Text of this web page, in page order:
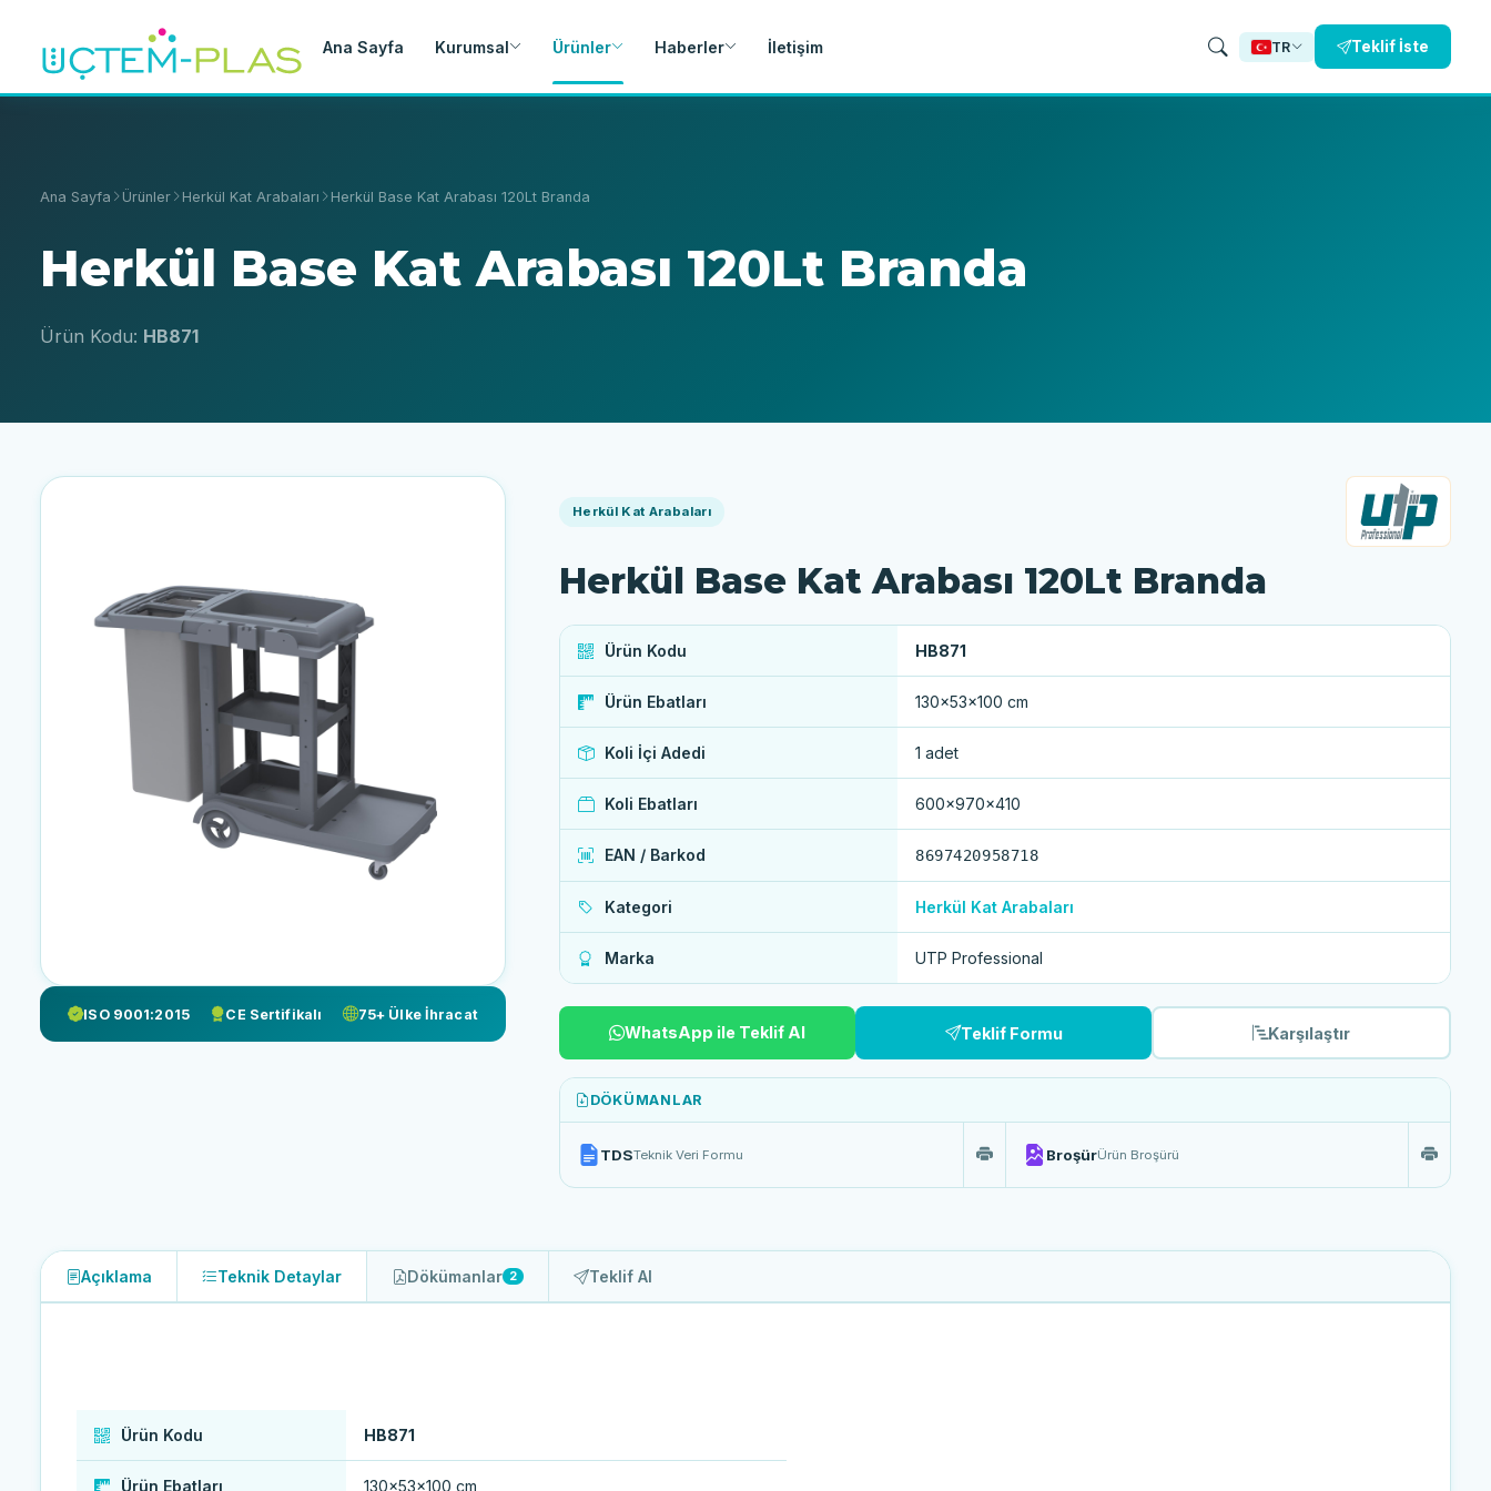
Ana Sayfa Kurumsal Ürünler Haberler İletişim TR Teklif İste
Ana Sayfa Ürünler Herkül Kat Arabaları Herkül Base Kat Arabası 120Lt Branda
Herkül Base Kat Arabası 120Lt Branda
Ürün Kodu: HB871
ISO 9001:2015 CE Sertifikalı 75+ Ülke İhracat
Herkül Kat Arabaları
Herkül Base Kat Arabası 120Lt Branda
Ürün Kodu HB871
Ürün Ebatları 130×53×100 cm
Koli İçi Adedi 1 adet
Koli Ebatları 600x970x410
EAN / Barkod 8697420958718
Kategori Herkül Kat Arabaları
Marka UTP Professional
WhatsApp ile Teklif Al Teklif Formu Karşılaştır
DÖKÜMANLAR
TDSTeknik Veri Formu BroşürÜrün Broşürü
Açıklama Teknik Detaylar Dökümanlar 2 Teklif Al
Ürün Kodu HB871
Ürün Ebatları 130×53×100 cm